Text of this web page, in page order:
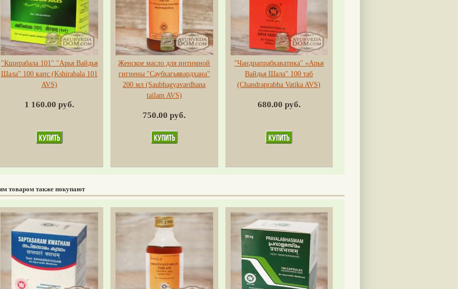
"Кширабала 101" "Арья Вайдья
Шала" 100 капс (Kshirabala 101
AVS)
1 160.00 руб.
Женское масло для интимной
гигиены "Саубхагьявардхана"
200 мл (Saubhagyavardhana
tailam AVS)
750.00 руб.
"Чандрапрабхаватика" «Арья
Вайдья Шала" 100 таб
(Chandraprabha Vatika AVS)
680.00 руб.
товаром также покупают